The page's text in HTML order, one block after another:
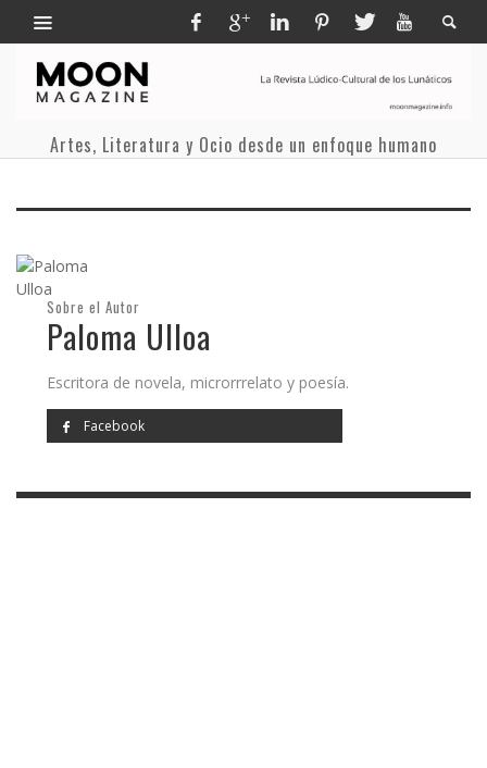
Artes, Literatura y Ocio desde un enfoque humano
Sobre el Autor
Paloma Ulloa
Escritora de novela, microrrrelato y poesía.
Facebook